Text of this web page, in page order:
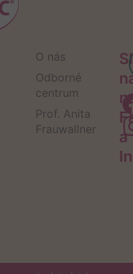
O nás
Odborné
centrum
Prof. Anita
Frauwallner
a